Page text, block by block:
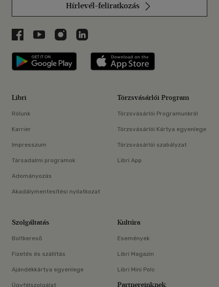
Hírlevél-feliratkozás
Libri a Facebookon
Libri a Youtube-on
Libri az Instagramon
Libri a LinkedInen
Libri applikáció Szerezd meg: Google
Libri
Rólunk
Karrier
Impresszum
Társadalmi programok
Adományozás
Akadálymentesítési nyilatkozat
Törzsvásárlói Program
Törzsvásárlói Programunkról
Törzsvásárlói Kártya egyenlege
Törzsvásárlói szabályzat
Libri App
Szolgáltatás
Boltkereső
Fizetés és szállítás
Ajándékkártya egyenlege
Ügyfélszolgálat
Kultúra
Események
Libri Magazin
Libri Mini Polc
Partnereinknek